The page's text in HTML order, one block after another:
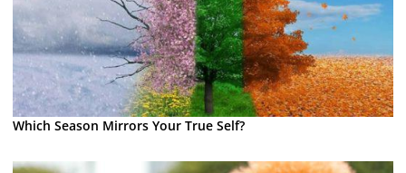
Which Season Mirrors Your True Self?